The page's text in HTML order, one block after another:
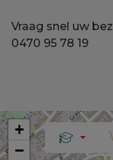
Vraag snel uw
0470 95 78 19
+
−